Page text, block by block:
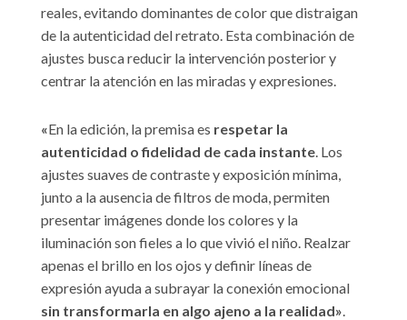
reales, evitando dominantes de color que distraigan
de la autenticidad del retrato. Esta combinación de
ajustes busca reducir la intervención posterior y
centrar la atención en las miradas y expresiones.
«En la edición, la premisa es respetar la
autenticidad o fidelidad de cada instante. Los
ajustes suaves de contraste y exposición mínima,
junto a la ausencia de filtros de moda, permiten
presentar imágenes donde los colores y la
iluminación son fieles a lo que vivió el niño. Realzar
apenas el brillo en los ojos y definir líneas de
expresión ayuda a subrayar la conexión emocional
sin transformarla en algo ajeno a la realidad».